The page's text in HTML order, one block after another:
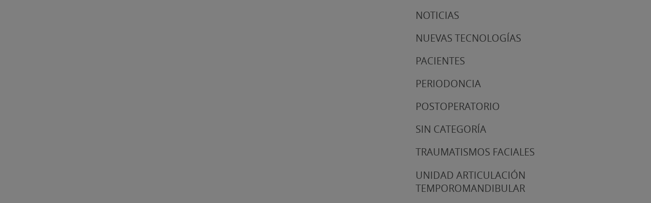
NOTICIAS
NUEVAS TECNOLOGÍAS
PACIENTES
PERIODONCIA
POSTOPERATORIO
SIN CATEGORÍA
TRAUMATISMOS FACIALES
UNIDAD ARTICULACIÓN
TEMPOROMANDIBULAR